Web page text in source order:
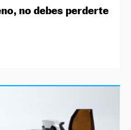
no debes perderte